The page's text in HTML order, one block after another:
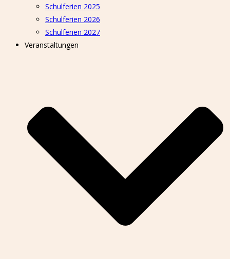
Schulferien 2025
Schulferien 2026
Schulferien 2027
Veranstaltungen